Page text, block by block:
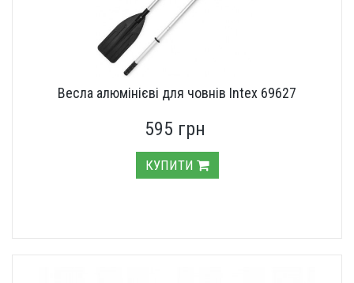
Весла алюмінієві для човнів Intex 69627
595 грн
КУПИТИ